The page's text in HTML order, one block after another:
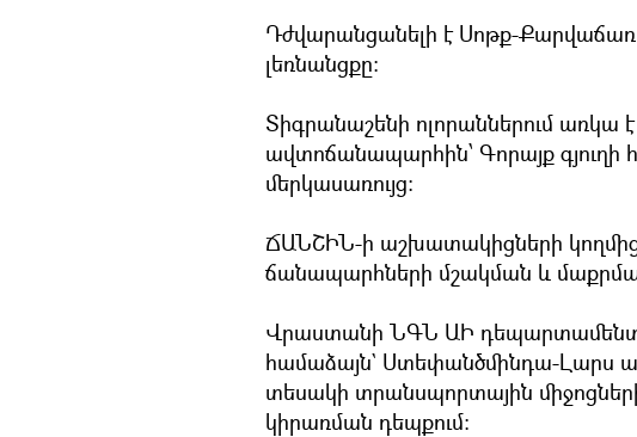
Դժվարանցանելի է Սոթք-
լեռնանցքը:
Տիգրանաշենի ոլորաններում առկա
ավտոճանապարհին՝ Գորայք
մերկասառույց:
ՃԱՆՇԻՆ-ի աշխատակիցների
ճանապարհների մշակման և
Վրաստանի ՆԳՆ ԱԻ
համաձայն` Ստեփանծմինդա-Լարս
տեսակի տրանսպորտային
կիրառման դեպքում: